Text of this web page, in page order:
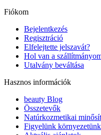
Fiókom
Bejelentkezés
Regisztráció
Elfelejtette jelszavát?
Hol van a
Utalvány beváltása
Hasznos információk
beauty Blog
Összetevők
Natúrkozmetikai
Figyelünk